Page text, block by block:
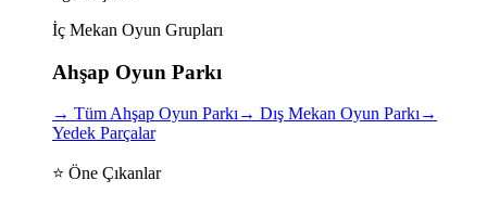
İç Mekan Oyun Grupları
Ahşap Oyun Parkı
→ Tüm Ahşap Oyun Parkı→ Dış Mekan Oyun Parkı→
Yedek Parçalar
⭐ Öne Çıkanlar